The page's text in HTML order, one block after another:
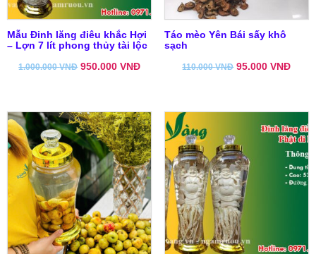
Mẫu Đinh lăng điêu khắc Hợi
– Lợn 7 lít phong thủy tài lộc
1.000.000VNĐ 950.000VNĐ
Táo mèo Yên Bái sấy khô
sạch
110.000VNĐ 95.000VNĐ